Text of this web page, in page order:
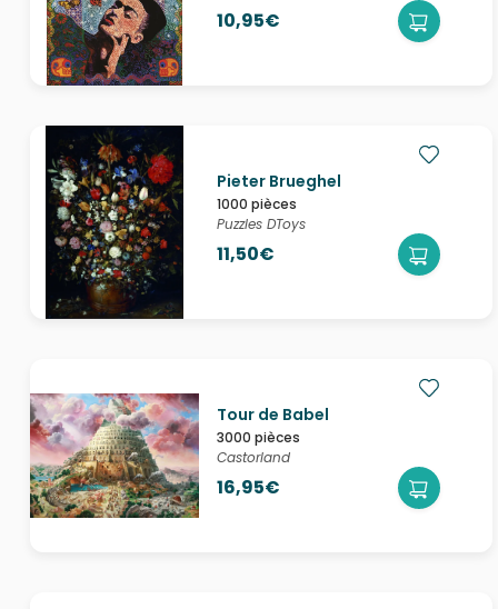
10,95€
Pieter Brueghel
1000 pièces
Puzzles DToys
11,50€
Tour de Babel
3000 pièces
Castorland
16,95€